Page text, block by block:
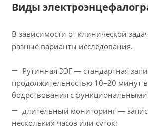
Виды
В зависимости от клинической
разные варианты исследования.
Рутинная ЭЭГ — стандартная
продолжительностью 10–20 минут
бодрствования с
длительный мониторинг —
нескольких часов или суток;